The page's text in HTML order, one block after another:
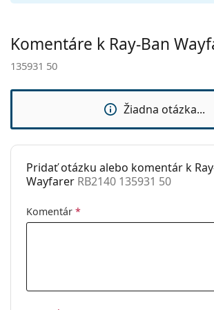
Ostatné
Kategória:
Slnečné okuliare
Móda
Kód:
RB2140 135931 50
Dostupné s
dioptrickými
šošovkami:
Nie
Komentáre k Ray-Ban
135931 50
Žiadna otázka...
Pridať otázku alebo komentár k
Wayfarer RB2140 135931 50
Komentár *